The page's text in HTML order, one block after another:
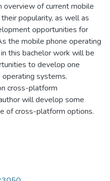
overview of current mobile
popularity, as well as
opportunities for
the mobile phone operating
this bachelor work will be
to develop one
systems.
cross-platform
will develop some
of cross-platform options.